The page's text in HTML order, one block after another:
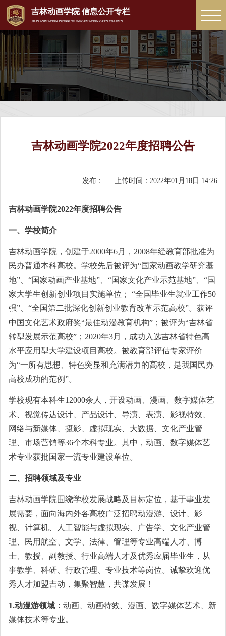
吉林动画学院 信息公开专栏
JILIN ANIMATION INSTRRUTE INFORMATION OPEN COLUMN
吉林动画学院2022年度招聘公告
上传时间： 2022年01月18日 14:26
发布：
吉林动画学院2022年度招聘公告
一、学校简介
吉林动画学院，创建于2000年6月，2008年经教育部批准为
民办普通本科高校。学校先后被评为“国家动画教学研究基
地”、“国家动画产业基地”、“国家文化产业示范基地”、“国
家大学生创新创业项目实施单位； “全国毕业生就业工作50
强”、“全国第二批深化创新创业教育改革示范高校”。获评
中国文化艺术政府奖“最佳动漫教育机构”；被评为“吉林省
转型发展示范高校”；2020年3月，成功入选吉林省特色高
水平应用型大学建设项目高校。被教育部评估专家评价
为“一所有思想、特色突显和充满潜力的高校，是我国民办
高校成功的范例”。
学校现有本科生12000余人，开设动画、漫画、数字媒体艺
术、视觉传达设计、产品设计、导演、表演、影视特效、
网络与新媒体、摄影、虚拟现实、大数据、文化产业管
理、市场营销等36个本科专业。其中，动画、数字媒体艺
术专业获批国家一流专业建设单位。
二、招聘领域及专业
吉林动画学院围绕学校发展战略及目标定位，基于事业发
展需要，面向海内外各高校广泛招聘动漫游、设计、影
视、计算机、人工智能与虚拟现实、广告学、文化产业管
理、民用航空、文学、法律、管理等专业高端人才、博
士、教授、副教授、行业高端人才及优秀应届毕业生，从
事教学、科研、行政管理、专业技术等岗位。诚挚欢迎优
秀人才加盟吉动，集聚智慧，共谋发展！
1.动漫游领域： 动画、动画特效、漫画、数字媒体艺术、新
媒体技术等专业。